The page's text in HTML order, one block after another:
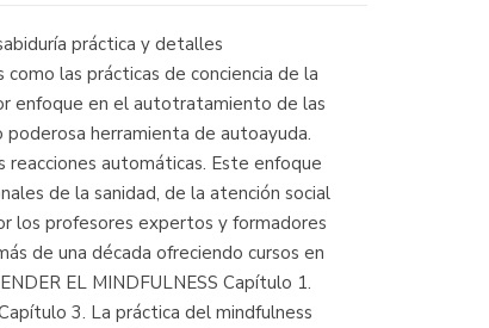
práctica y detalles
las prácticas de conciencia de la
enfoque en el autotratamiento de las
poderosa herramienta de autoayuda.
automáticas. Este enfoque
de la sanidad, de la atención social
los profesores expertos y formadores
de una década ofreciendo cursos en
EL MINDFULNESS Capítulo 1.
3. La práctica del mindfulness